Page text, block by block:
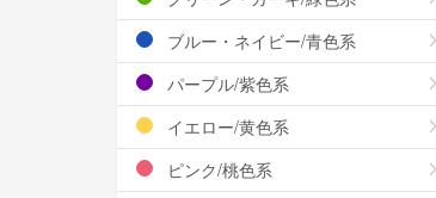
ブルー・ネイビー/青色系
パープル/紫色系
イエロー/黄色系
ピンク/桃色系